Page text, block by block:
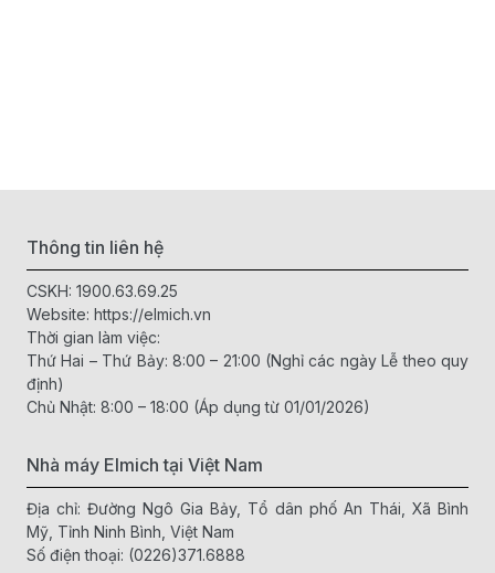
Thông tin liên hệ
CSKH: 1900.63.69.25
Website: https://elmich.vn
Thời gian làm việc:
Thứ Hai – Thứ Bảy: 8:00 – 21:00 (Nghỉ các ngày Lễ theo quy
định)
Chủ Nhật: 8:00 – 18:00 (Áp dụng từ 01/01/2026)
Nhà máy Elmich tại Việt Nam
Địa chỉ: Đường Ngô Gia Bảy, Tổ dân phố An Thái, Xã Bình
Mỹ, Tỉnh Ninh Bình, Việt Nam
Số điện thoại: (0226)371.6888